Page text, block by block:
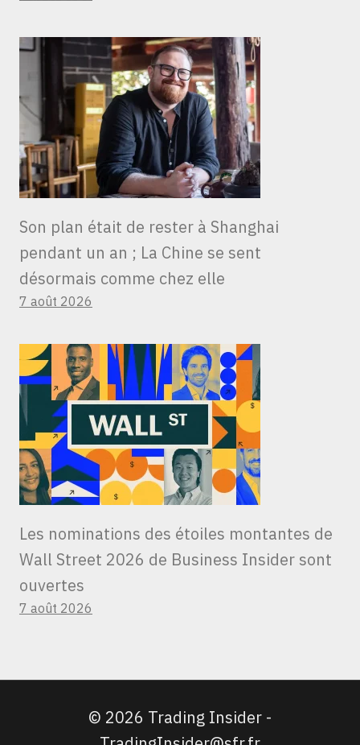
Son plan était de rester à Shanghai
pendant un an ; La Chine se sent
désormais comme chez elle
7 août 2026
Les nominations des étoiles montantes de
Wall Street 2026 de Business Insider sont
ouvertes
7 août 2026
© 2026 Trading Insider -